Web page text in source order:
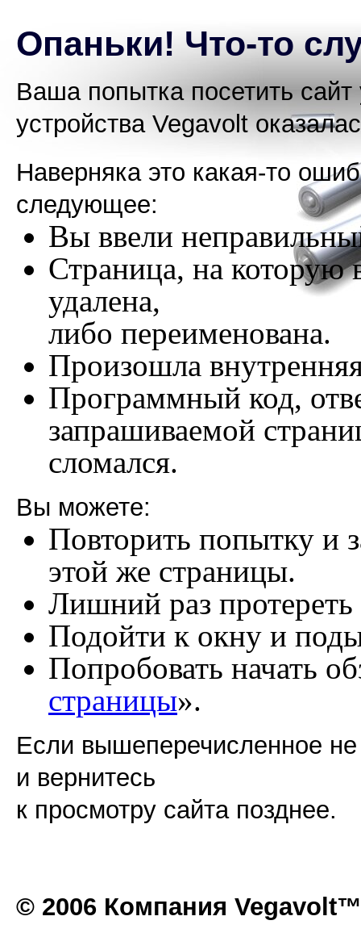
Опаньки! Что-то
Ваша попытка посетить сайт
устройства Vegavolt
Наверняка это какая-то
следующее:
Вы ввели
Страница, на которую
удалена,
либо переименована.
Произошла
Программный код,
запрашиваемой
сломался.
Вы можете:
Повторить попытку и
этой же страницы.
Лишний раз
Подойти к окну и
Попробовать начать
страницы».
Если вышеперечисленное не
и вернитесь
к просмотру сайта позднее.
© 2006 Компания Vegavolt™